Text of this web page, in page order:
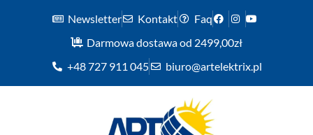
Newsletter Kontakt
Faq
Darmowa dostawa od 2499,00zł
+48 727 911 045
biuro@artelektrix.pl